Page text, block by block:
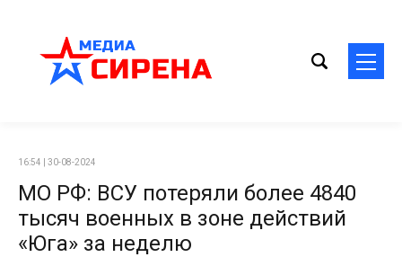
16:54 | 30-08-2024
МО РФ: ВСУ потеряли более 4840
тысяч военных в зоне действий
«Юга» за неделю